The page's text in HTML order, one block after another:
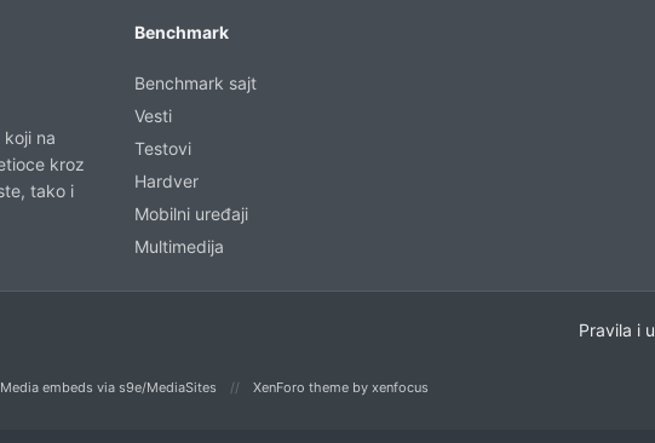
na
kroz
tako i
Benchmark
Benchmark sajt
Vesti
Testovi
Hardver
Mobilni uređaji
Multimedija
Pravila i
Media embeds via s9e/MediaSites XenForo theme by xenfocus